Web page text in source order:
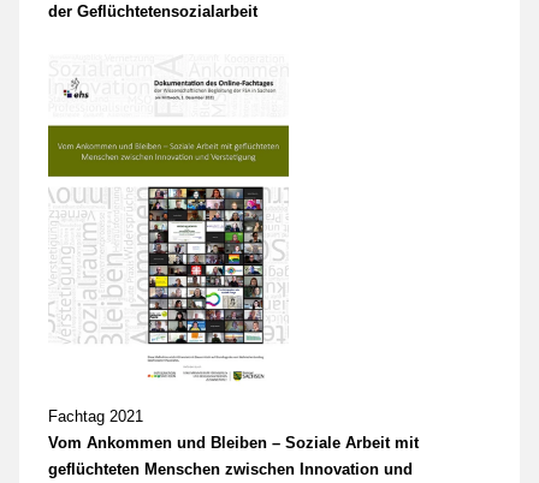
der Geflüchtetensozialarbeit
Fachtag 2021
Vom Ankommen und Bleiben – Soziale Arbeit mit
geflüchteten Menschen zwischen Innovation und